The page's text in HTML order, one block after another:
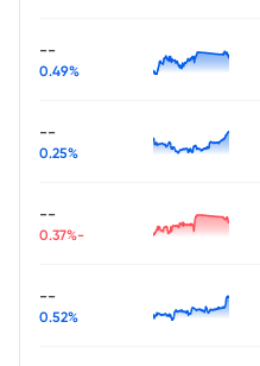
--
0.49%
--
0.25%
--
-0.37%
--
0.52%